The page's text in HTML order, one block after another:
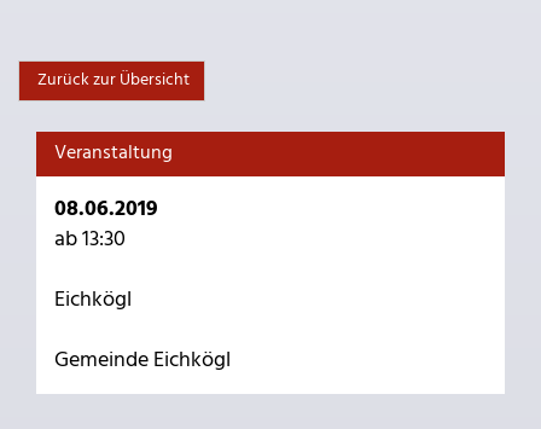
Zurück zur Übersicht
Veranstaltung
08.06.2019
ab 13:30
Eichkögl
Gemeinde Eichkögl